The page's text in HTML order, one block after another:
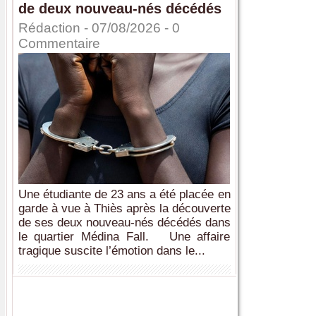
de deux nouveau-nés décédés
Rédaction - 07/08/2026 - 0
Commentaire
Une étudiante de 23 ans a été placée en
garde à vue à Thiès après la découverte
de ses deux nouveau-nés décédés dans
le quartier Médina Fall. Une affaire
tragique suscite l’émotion dans le...